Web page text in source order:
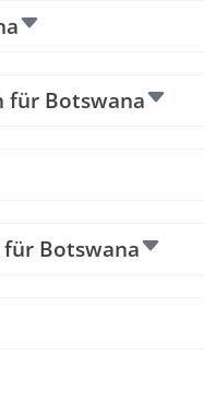
für Botswana
für Botswana